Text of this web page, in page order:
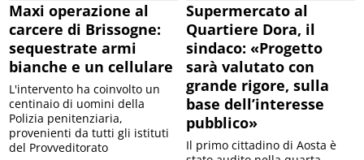
Maxi operazione al
carcere di Brissogne:
sequestrate armi
bianche e un cellulare
L'intervento ha coinvolto un
centinaio di uomini della
Polizia penitenziaria,
provenienti da tutti gli istituti
del Provveditorato
Supermercato al
Quartiere Dora, il
sindaco: «Progetto
sarà valutato con
grande rigore, sulla
base dell’interesse
pubblico»
Il primo cittadino di Aosta è